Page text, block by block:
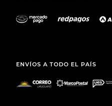
ENVÍOS A TODO EL PAÍS